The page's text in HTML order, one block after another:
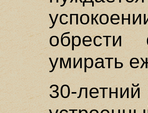
обрести
умирать
30-